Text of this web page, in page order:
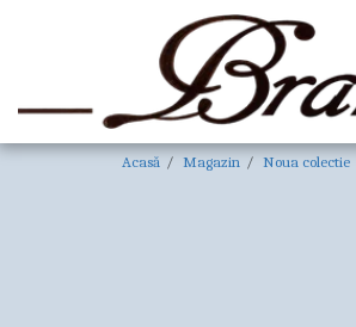
Acasă Magazin Noua colectie